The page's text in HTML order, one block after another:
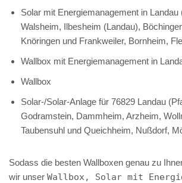
Solar mit Energiemanagement in Landau
Walsheim, Ilbesheim (Landau),
Knöringen und Frankweiler, Bornheim,
Wallbox mit Energiemanagement in
Wallbox
Solar-/Solar-Anlage für 76829 Landau
Godramstein, Dammheim, Arzheim,
Taubensuhl und Queichheim, Nußdorf,
Sodass die besten Wallboxen genau zu
wir unser Wallbox, Solar mit